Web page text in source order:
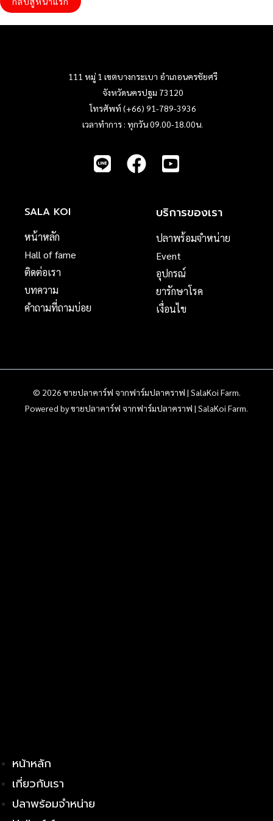
111 หมู่ 1 เขตบางกระเบา อำเภอนครชัยศรี
จังหวัดนครปฐม 73120
โทรศัพท์ (+66) 91-789-3936
เวลาทำการ : ทุกวัน 09.00-18.00น.
SALA KOI
หน้าหลัก
Hall of fame
ติดต่อเรา
บทความ
คำถามที่ถามบ่อย
บริการของเรา
ปลาพร้อมจำหน่าย
Event
อุปกรณ์
ยารักษาโรค
เงื่อนไข
© 2026 ขายปลาคาร์ฟ จากฟาร์มปลาคราฟ | SalaKoi Farm.
Powered by ขายปลาคาร์ฟ จากฟาร์มปลาคราฟ | SalaKoi Farm.
หน้าหลัก
เกี่ยวกับเรา
ปลาพร้อมจำหน่าย